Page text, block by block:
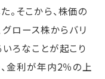
。そこから、株価の
グロース株からバリ
ろなことが起こり
、金利が年内2％の上